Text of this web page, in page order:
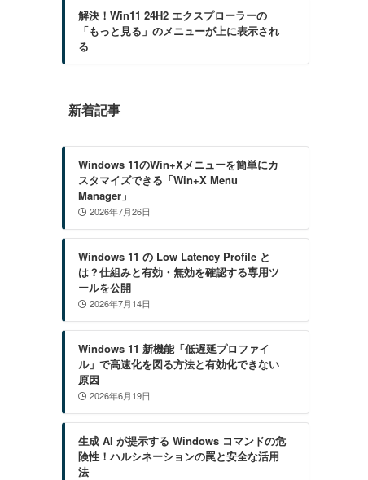
解決！Win11 24H2 エクスプローラーの
「もっと見る」のメニューが上に表示され
る
新着記事
Windows 11のWin+Xメニューを簡単にカ
スタマイズできる「Win+X Menu
Manager」
2026年7月26日
Windows 11 の Low Latency Profile と
は？仕組みと有効・無効を確認する専用ツ
ールを公開
2026年7月14日
Windows 11 新機能「低遅延プロファイ
ル」で高速化を図る方法と有効化できない
原因
2026年6月19日
生成 AI が提示する Windows コマンドの危
険性！ハルシネーションの罠と安全な活用
法